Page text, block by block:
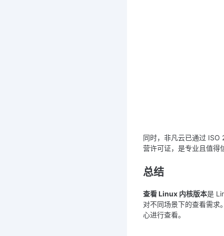
同时，非凡云已通过
营许可证，是专业且值得
总结
查看 Linux 内核版本是
对不同场景下的查看需求
心进行查看。